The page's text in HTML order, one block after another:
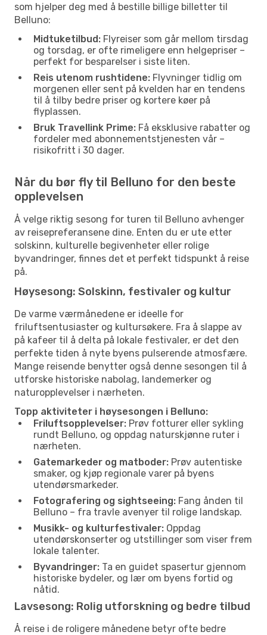
som hjelper deg med å bestille billige billetter til
Belluno:
Midtuketilbud: Flyreiser som går mellom tirsdag
og torsdag, er ofte rimeligere enn helgepriser –
perfekt for besparelser i siste liten.
Reis utenom rushtidene: Flyvninger tidlig om
morgenen eller sent på kvelden har en tendens
til å tilby bedre priser og kortere køer på
flyplassen.
Bruk Travellink Prime: Få eksklusive rabatter og
fordeler med abonnementstjenesten vår –
risikofritt i 30 dager.
Når du bør fly til Belluno for den beste
opplevelsen
Å velge riktig sesong for turen til Belluno avhenger
av reisepreferansene dine. Enten du er ute etter
solskinn, kulturelle begivenheter eller rolige
byvandringer, finnes det et perfekt tidspunkt å reise
på.
Høysesong: Solskinn, festivaler og kultur
De varme værmånedene er ideelle for
friluftsentusiaster og kultursøkere. Fra å slappe av
på kafeer til å delta på lokale festivaler, er det den
perfekte tiden å nyte byens pulserende atmosfære.
Mange reisende benytter også denne sesongen til å
utforske historiske nabolag, landemerker og
naturopplevelser i nærheten.
Topp aktiviteter i høysesongen i Belluno:
Friluftsopplevelser: Prøv fotturer eller sykling
rundt Belluno, og oppdag naturskjønne ruter i
nærheten.
Gatemarkeder og matboder: Prøv autentiske
smaker, og kjøp regionale varer på byens
utendørsmarkeder.
Fotografering og sightseeing: Fang ånden til
Belluno – fra travle avenyer til rolige landskap.
Musikk- og kulturfestivaler: Oppdag
utendørskonserter og utstillinger som viser frem
lokale talenter.
Byvandringer: Ta en guidet spasertur gjennom
historiske bydeler, og lær om byens fortid og
nåtid.
Lavsesong: Rolig utforskning og bedre tilbud
Å reise i de roligere månedene betyr ofte bedre